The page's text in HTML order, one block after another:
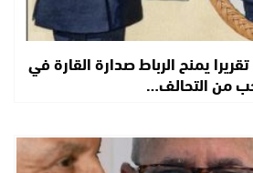
يمنح الرباط صدارة القارة في
من التحالف…